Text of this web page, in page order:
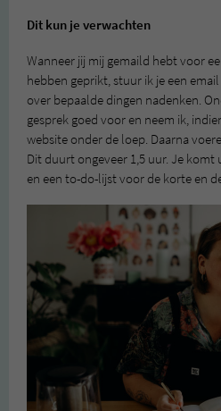
Dit kun je verwachten
Wanneer jij mij gemaild hebt voor
hebben geprikt, stuur ik je een
over bepaalde dingen nadenken.
gesprek goed voor en neem ik,
website onder de loep. Daarna
Dit duurt ongeveer 1,5 uur. Je
en een to-do-lijst voor de korte en